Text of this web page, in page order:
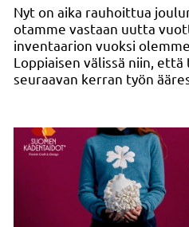
Nyt on aika rauhoittua
otamme vastaan uutta
inventaarion vuoksi
Loppiaisen välissä niin,
seuraavan kerran työn